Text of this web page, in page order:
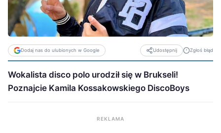
Dodaj nas do ulubionych w Google Udostępnij Zgłoś błąd
Wokalista disco polo urodził się w Brukseli!
Poznajcie Kamila Kossakowskiego DiscoBoys
REKLAMA